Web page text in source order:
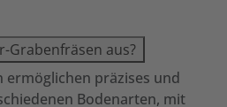
Grabenfräsen aus?
präzises und
Bodenarten, mit